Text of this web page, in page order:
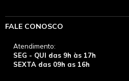
FALE CONOSCO
Atendimento:
SEG - QUI das 9h às 17h
SEXTA das 09h as 16h